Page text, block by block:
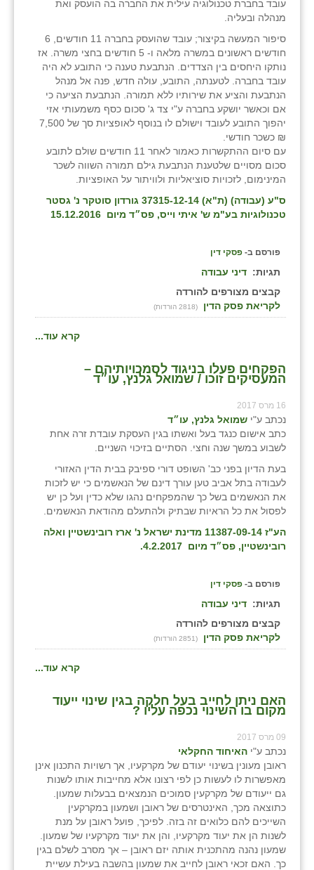
עובד בחברת טכנולוגיה עילית את החברה בה הועסק ואת
מנהלה ובעליה.
סיפור המעשה בקיצור; עובד שהועסק בחברה 11 חודשים, 6
חודשים ראשונים במשרה מלאה ו- 5 חודשים בחצי משרה. אז
נותקו היחסים בין הצדדים. הנתבעת טענה כי התובע לא היה
עובד בחברה. לטענתה, התובע, עולה חדש, פנה אל מנהל
הנתבעת והציע את שירותיו ללא תמורה. הנתבעת הציעה כי
אם וכאשר יושקע בחברה ע"י צד ג' סכום כסף משמעותי אזי
יהפוך התובע לעובד וישולם לו בנוסף לאופציות סך של 7,500
₪ כשכר חודשי.
עם סיום ההתקשרות כאמור לאחר 11 חודשים שולם לתובע
סכום מסויים שלטענת הנתבעת גילם תמורה השווה לשכר
המינימום, לזכויות סוציאליות ולוויתור על האופציות.
ס"ע (עבודה) (ת"א) 37315-12-14 גורדון סוטקר נ' גסטר
טכנולוגיות בע"מ ש' איתי וייס, פס״ד מיום 15.12.2016
פורסם ב- פסקי דין
תגיות: דיני עבודה
קבצים מצורפים להורדה
לקריאת פסק הדין
(2818 הורדות)
קרא עוד...
הפקחים פעלו בניגוד לסמכויותיהם –
המעסיקים זוכו / שמואל גלנץ, עו״ד
16 מרס 2017
נכתב ע"י שמואל גלנץ, עו״ד
כתב אישום כנגד בעל ואשתו בגין העסקת עובדת זרה אחת
לשבוע במשך שנה וחצי. הסתיים בזיכוי השניים.
בעת הדיון בפני כב' השופט דורי ספיבק בבית הדין האזורי
לעבודה בתל אביב טען עורך דינם של הנאשמים כי יש לזכות
את הנאשמים בשל כך שהמפקחים נהגו שלא כדין ועל כן יש
לפסול את כל הראיות שבתיק ולהתעלם מהודאת הנאשמים.
הע"ז 11387-09-14 מדינת ישראל נ' ארז רובינשטיין ואלה
רובינשטיין, פס״ד מיום 4.2.2017.
פורסם ב- פסקי דין
תגיות: דיני עבודה
קבצים מצורפים להורדה
לקריאת פסק הדין
(2851 הורדות)
קרא עוד...
האם ניתן לחייב בעל חלקה בגין שינוי ייעוד
מקום בו השינוי נכפה עליו ?
09 מרס 2017
נכתב ע"י האיחוד החקלאי
ראובן מעונין בשינוי יעודם של מקרקעיו, אך רשויות התכנון אינן
מאפשרות לו לעשות כן לפי רצונו אלא מחייבות אותו לשנות
גם ייעודם של מקרקעין סמוכים הנמצאים בבעלות שמעון.
כתוצאה מכך, האינטרסים של ראובן ושמעון במקרקעין
השייכים להם כלואים זה בזה. לפיכך, פועל ראובן על מנת
לשנות הן את יעוד מקרקעיו, והן את יעוד מקרקעיו של שמעון.
שמעון נהנה מהתכנית אותה יזם ראובן – אך מסרב לשלם בגין
כך. האם זכאי ראובן לחייב את שמעון בהשבה בעילת עשיית
בני ציון
בקעות
גן הדרום
גני יהודה
ורד יריחו
חבצלת השרון
חמרה
חרב לאת
יבול (מורג)
יקנעם
יד השמונה
כפר אביב
כפר ביאליק
כפר הרי״ף
כפר סבא (אגרא)
כפר שמריהו
מגשימים
מישר
מכורה